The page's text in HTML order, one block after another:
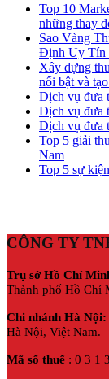
Top 10
những thay
Sao Vàng
Định Uy Tín
Xây dựng
nổi bật và
Dịch vụ đưa
Dịch vụ đưa
Dịch vụ đưa
Top 5 giải
Nam
Top 5 sự
CÔNG TY
Trụ sở Hồ Chí
Thành phố Hồ Chí
Chi nhánh Hà Nội:
Hà Nội, Việt Nam.
Mã số thuế: 0 3 1